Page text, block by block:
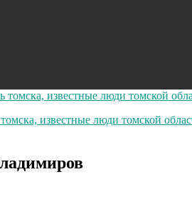
томска, известные люди томской
известные люди томской